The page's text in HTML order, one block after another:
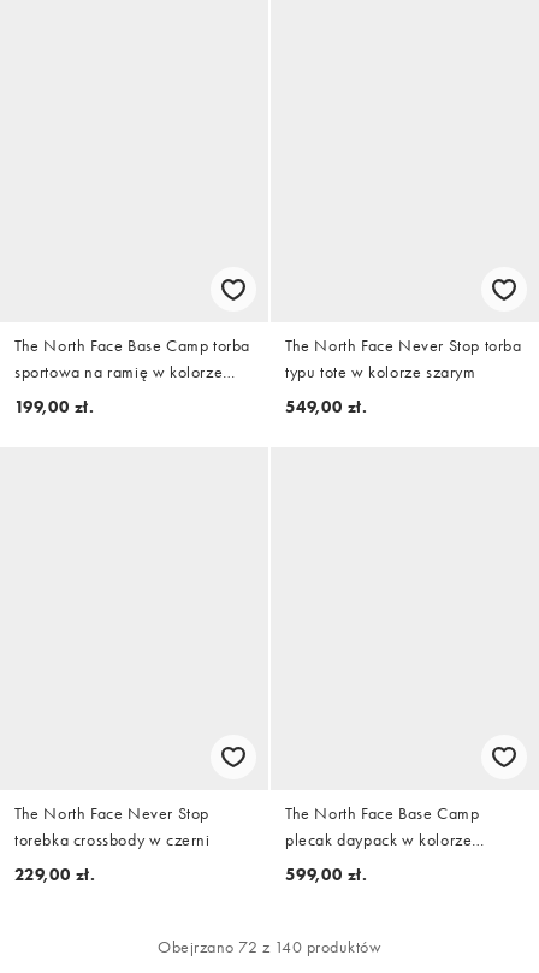
The North Face Base Camp torba
sportowa na ramię w kolorze
burgundowym
199,00 zł.
The North Face Never Stop torba
typu tote w kolorze szarym
549,00 zł.
The North Face Never Stop
torebka crossbody w czerni
229,00 zł.
The North Face Base Camp
plecak daypack w kolorze
brązowym
599,00 zł.
Obejrzano 72 z 140 produktów